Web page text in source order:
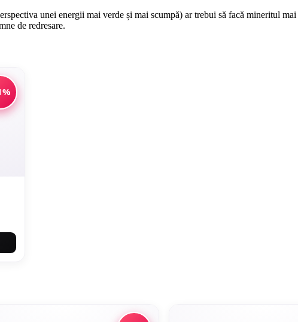
unei energii mai verde și mai scumpă) ar trebui să facă mineritul
de redresare.